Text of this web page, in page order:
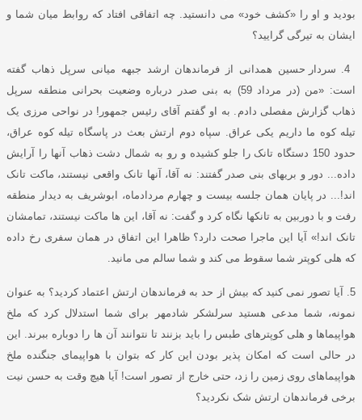
بودید و او را «کشف خود» می دانستید
چه اتفاقی افتاد که روابط میان شما و
ایشان به تیرگی گرایید؟
4.
سردار حسین همدانی از فرماندهان ارشد جبهه میانی سرپل ذهاب گفته
است: «من(در مرداد59)
به بنی صدر درباره وضعیت بحرانی منطقه سرپل
ذهاب گزارش مفصلی دادم
به او گفتم آقای رئیس جمهور ! در نواحی مرزی یک
تیله کوه ما داریم یکی عراق
سپاه دوم ارتش بعث در پاسگاه تیله کوه عراق،
حدود 150 دستگاه تانک را جلو کشیده و رو به شمال دشت ذهاب آنها را آرایش
داده
دور و بریهای بنی صدر گفتند : نه آقا، آنها تانک واقعی نیستند، ماکت تانک
اند !... در پایان همان جلسه بیست و چهارم مردادماه، ابوشریف به دیدار منطقه
رفت و با دوربین به تانکها نگاه کرد و گفت: نه آقا، این ها ماکت نیستند، تمامشان
تانک اند !»
آیا این ماجرا صحت دارد؟ ظاهرا این اتفاق در همان سفری رخ داده
که هلی کوپتر شما سقوط می کند و شما سالم می مانید
5.
آیا تصور نمی کنید که بیش از حد به فرماندهان ارتش اعتماد کردید؟ به عنوان
نمونه، شما مدعی هستید سرلشکر شادمهر برای شما استدلال کرد که ملخ
هواپیماها و هلی کوپترهای طبس را باید بزنند تا نتوانند آن ها را دوباره ببرند
این
در حالی است که امکان پذیر بودن این کار که بتوان با هواپیمای جنگنده ملخ
هواپیماهای روی زمین را زد، حتی خارج از تصور است!
آیا هیچ وقت به حسن نیت
برخی فرماندهان ارتش شک نکردید؟